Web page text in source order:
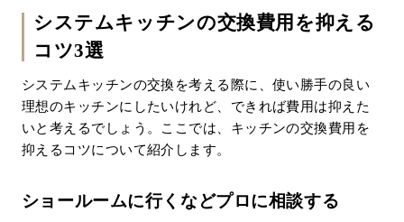
システムキッチンの交換費用を抑える
コツ3選
システムキッチンの交換を考える際に、使い勝手の良い
理想のキッチンにしたいけれど、できれば費用は抑えた
いと考えるでしょう。ここでは、キッチンの交換費用を
抑えるコツについて紹介します。
ショールームに行くなどプロに相談する